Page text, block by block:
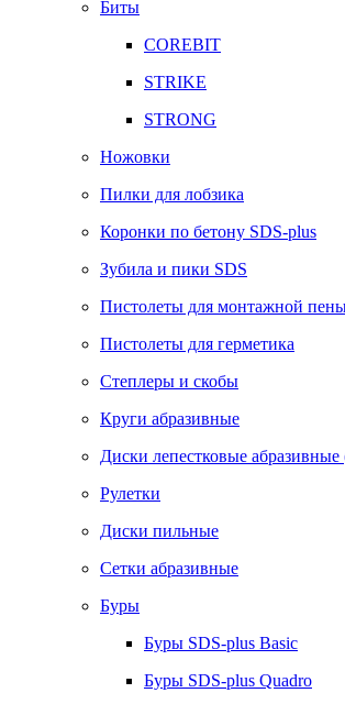
Биты
COREBIT
STRIKE
STRONG
Ножовки
Пилки для лобзика
Коронки по бетону SDS-plus
Зубила и пики SDS
Пистолеты для монтажной
Пистолеты для герметика
Степлеры и скобы
Круги абразивные
Диски лепестковые
Рулетки
Диски пильные
Сетки абразивные
Буры
Буры SDS-plus Basic
Буры SDS-plus Quadro